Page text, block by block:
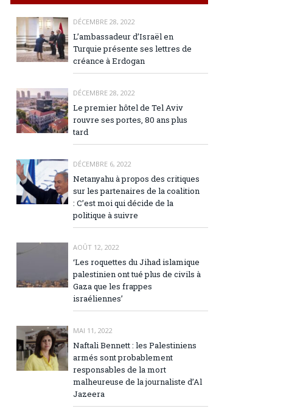
DÉCEMBRE 28, 2022
L’ambassadeur d’Israël en
Turquie présente ses lettres de
créance à Erdogan
DÉCEMBRE 28, 2022
Le premier hôtel de Tel Aviv
rouvre ses portes, 80 ans plus
tard
DÉCEMBRE 6, 2022
Netanyahu à propos des critiques
sur les partenaires de la coalition
: C’est moi qui décide de la
politique à suivre
AOÛT 12, 2022
‘Les roquettes du Jihad islamique
palestinien ont tué plus de civils à
Gaza que les frappes
israéliennes’
MAI 11, 2022
Naftali Bennett : les Palestiniens
armés sont probablement
responsables de la mort
malheureuse de la journaliste d’Al
Jazeera